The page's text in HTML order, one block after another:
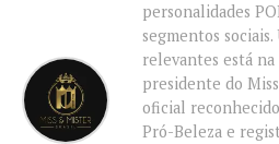
personalidades
segmentos sociais.
relevantes está na
presidente do
oficial
Pró-Beleza e